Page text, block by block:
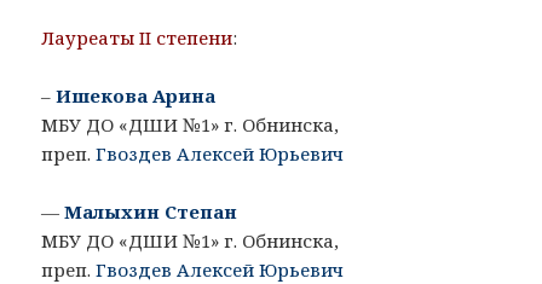
Лауреаты II степени:
–Ишекова Арина
МБУ ДО «ДШИ №1» г. Обнинска,
преп.Гвоздев Алексей Юрьевич
—Малыхин Степан
МБУ ДО «ДШИ №1» г. Обнинска,
преп.Гвоздев Алексей Юрьевич